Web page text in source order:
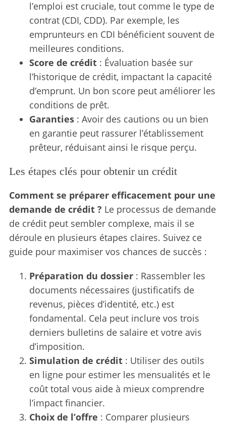
l’emploi est cruciale, tout comme le type de
contrat (CDI, CDD). Par exemple, les
emprunteurs en CDI bénéficient souvent de
meilleures conditions.
Score de crédit: Évaluation basée sur
l’historique de crédit, impactant la capacité
d’emprunt. Un bon score peut améliorer les
conditions de prêt.
Garanties: Avoir des cautions ou un bien
en garantie peut rassurer l’établissement
prêteur, réduisant ainsi le risque perçu.
Les étapes clés pour obtenir un crédit
Comment se préparer efficacement pour une
demande de crédit ? Le processus de demande
de crédit peut sembler complexe, mais il se
déroule en plusieurs étapes claires. Suivez ce
guide pour maximiser vos chances de succès :
Préparation du dossier: Rassembler les
documents nécessaires (justificatifs de
revenus, pièces d’identité, etc.) est
fondamental. Cela peut inclure vos trois
derniers bulletins de salaire et votre avis
d’imposition.
Simulation de crédit: Utiliser des outils
en ligne pour estimer les mensualités et le
coût total vous aide à mieux comprendre
l’impact financier.
Choix de l’offre : Comparer plusieurs